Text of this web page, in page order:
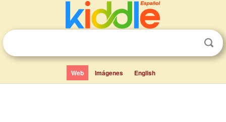
Web Imágenes English